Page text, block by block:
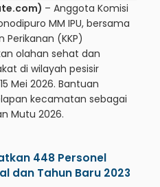
– Anggota Komisi
MM IPU, bersama
(KKP)
olahan sehat dan
di wilayah pesisir
Mei 2026. Bantuan
kecamatan sebagai
Mutu 2026.
448 Personel
dan Tahun Baru 2023